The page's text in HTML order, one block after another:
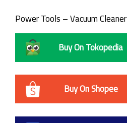
Power Tools – Vacuum Cleaner
Buy On Tokopedia
Buy On Shopee